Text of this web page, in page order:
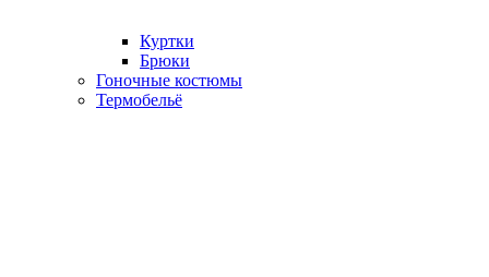
Куртки
Брюки
Гоночные костюмы
Термобельё